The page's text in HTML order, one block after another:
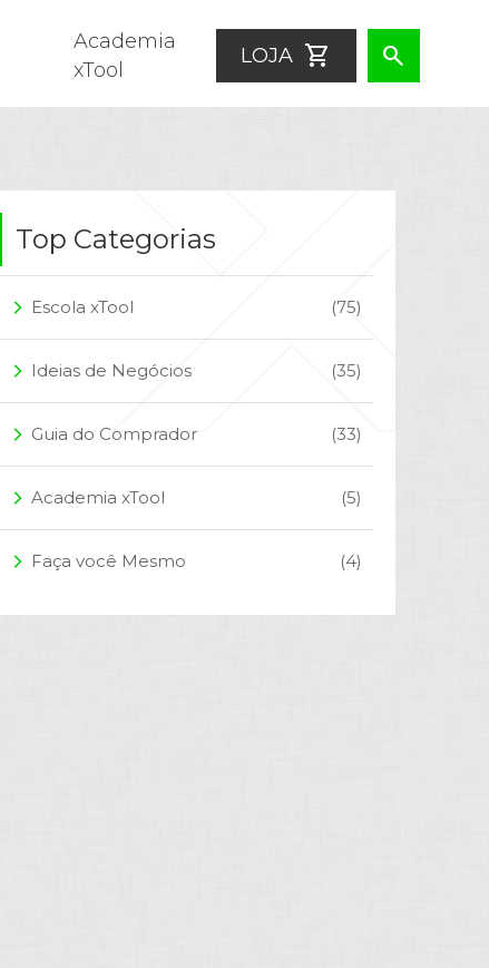
Academia
xTool
LOJA shopping_cart search
Top Categorias
arrow_forward_ios Escola xTool (75)
arrow_forward_ios Ideias de Negócios (35)
arrow_forward_ios Guia do Comprador (33)
arrow_forward_ios Academia xTool (5)
arrow_forward_ios Faça você Mesmo (4)